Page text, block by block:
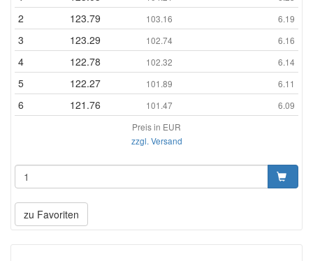
2 123.79 103.16 6.19
3 123.29 102.74 6.16
4 122.78 102.32 6.14
5 122.27 101.89 6.11
6 121.76 101.47
6.09
Preis in EUR
zzgl. Versand
zu Favoriten